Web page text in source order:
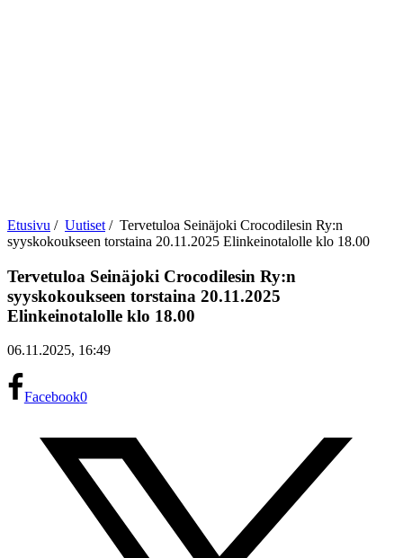
Etusivu / Uutiset / Tervetuloa Seinäjoki Crocodilesin Ry:n
syyskokoukseen torstaina 20.11.2025 Elinkeinotalolle klo 18.00
Tervetuloa Seinäjoki Crocodilesin Ry:n
syyskokoukseen torstaina 20.11.2025
Elinkeinotalolle klo 18.00
06.11.2025, 16:49
Facebook0